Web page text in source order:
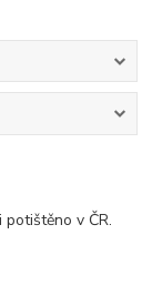
v ČR.